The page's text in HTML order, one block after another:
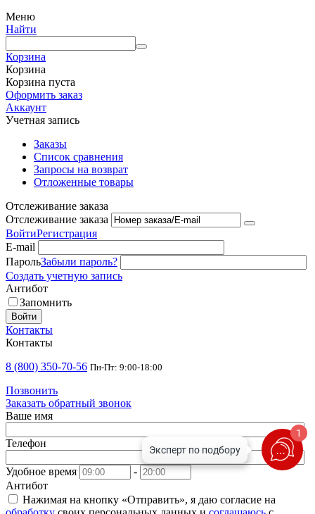
Меню
Найти
Корзина
Корзина
Корзина пуста
Оформить заказ
Аккаунт
Учетная запись
Заказы
Список сравнения
Запросы на возврат
Отложенные товары
Отслеживание заказа
Отслеживание заказа
ВойтиРегистрация
E-mail
ПарольЗабыли пароль?
Создать учетную запись
Антибот
Запомнить
Войти
Контакты
Контакты
8 (800) 350-70-56 Пн-Пт: 9:00-18:00
Позвонить
Заказать обратный звонок
Ваше имя
Телефон
Удобное время
-
Антибот
Нажимая на кнопку «Отправить», я даю согласие на
1